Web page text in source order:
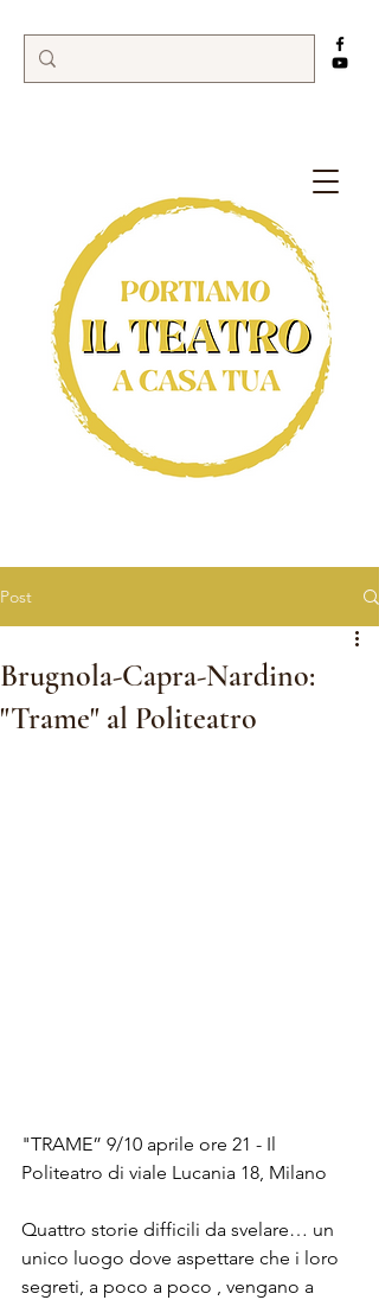
Post
Brugnola-Capra-Nardino:
"Trame" al Politeatro
"TRAME” 9/10 aprile ore 21 - Il
Politeatro di viale Lucania 18, Milano
Quattro storie difficili da svelare… un
unico luogo dove aspettare che i loro
segreti, a poco a poco , vengano a